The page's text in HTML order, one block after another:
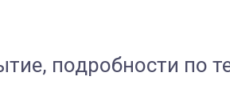
подробности по